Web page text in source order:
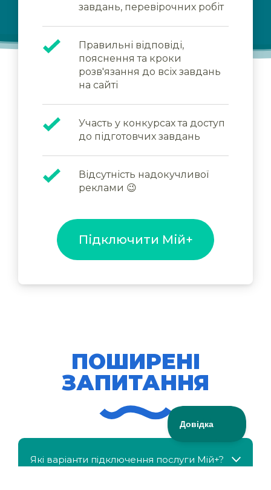
завдань, перевірочних робіт
Правильні відповіді,
пояснення та кроки
розв'язання до всіх завдань
на сайті
Участь у конкурсах та доступ
до підготовчих завдань
Відсутність надокучливої
реклами 😉
Підключити Мій+
ПОШИРЕНІ
ЗАПИТАННЯ
Які варіанти підключення послуги Мій+?